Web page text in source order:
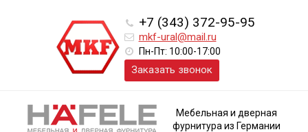
+7 (343) 372-95-95
mkf-ural@mail.ru
Пн-Пт: 10:00-17:00
Заказать звонок
Мебельная и дверная
фурнитура из Германии